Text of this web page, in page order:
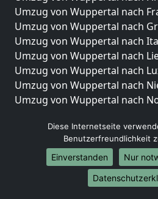
Umzug von Wuppertal nach
Umzug von Wuppertal nach
Umzug von Wuppertal nach
Umzug von Wuppertal nach
Umzug von Wuppertal nach
Umzug von Wuppertal nach
Umzug von Wuppertal nach
Umzüge-
Umzug von Wuppertal nach
Umzug von Wuppertal nach
Umzug von Wuppertal nach
Umzug von Wuppertal nach
Diese Internetseite
Benutzerfreundlichkeit
Einverstanden
Nur